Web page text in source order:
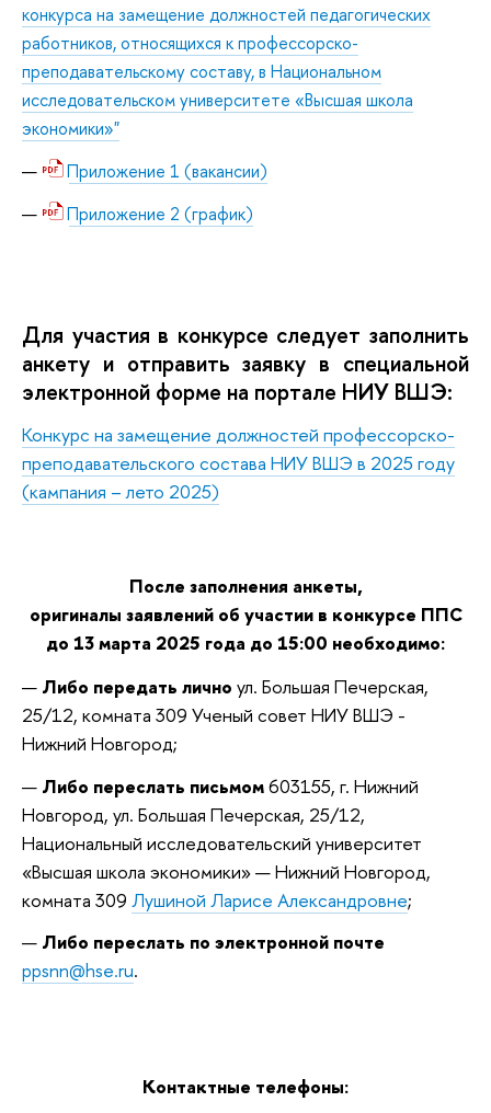
конкурса на замещение должностей педагогических
работников, относящихся к профессорско-
преподавательскому составу, в Национальном
исследовательском университете «Высшая школа
экономики»"
Приложение 1 (вакансии)
Приложение 2 (график)
Для участия в конкурсе следует заполнить
анкету и отправить заявку в специальной
электронной форме на портале НИУ ВШЭ:
Конкурс на замещение должностей профессорско-
преподавательского состава НИУ ВШЭ в 2025 году
(кампания – лето 2025)
После заполнения анкеты,
оригиналы заявлений об участии в конкурсе ППС
до 13 марта 2025 года до 15:00 необходимо:
Либо передать лично ул. Большая Печерская,
25/12, комната 309 Ученый совет НИУ ВШЭ -
Нижний Новгород;
Либо переслать письмом603155, г. Нижний
Новгород, ул. Большая Печерская, 25/12,
Национальный исследовательский университет
«Высшая школа экономики» — Нижний Новгород,
комната 309 Лушиной Ларисе Александровне;
Либо переслать по электронной почте
ppsnn@hse.ru.
Контактные телефоны: